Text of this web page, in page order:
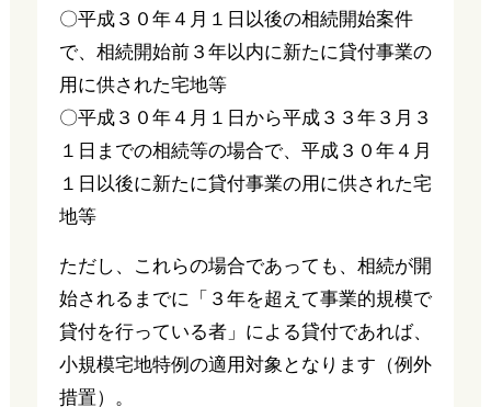
〇平成３０年４月１日以後の相続開始案件
で、相続開始前３年以内に新たに貸付事業の
用に供された宅地等
〇平成３０年４月１日から平成３３年３月３
１日までの相続等の場合で、平成３０年４月
１日以後に新たに貸付事業の用に供された宅
地等
ただし、これらの場合であっても、相続が開
始されるまでに「３年を超えて事業的規模で
貸付を行っている者」による貸付であれば、
小規模宅地特例の適用対象となります（例外
措置）。